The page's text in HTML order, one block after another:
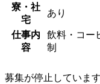
寮・社
宅
あり
仕事内
容
飲料・コー
制
募集が停止しています